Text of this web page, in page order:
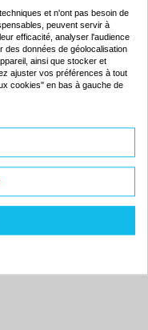
- bleu
Commander
et n'ont pas besoin de
peuvent servir à
efficacité, analyser l'audience
des données de géolocalisation
ainsi que stocker et
ajuster vos préférences à tout
cookies" en bas à gauche de